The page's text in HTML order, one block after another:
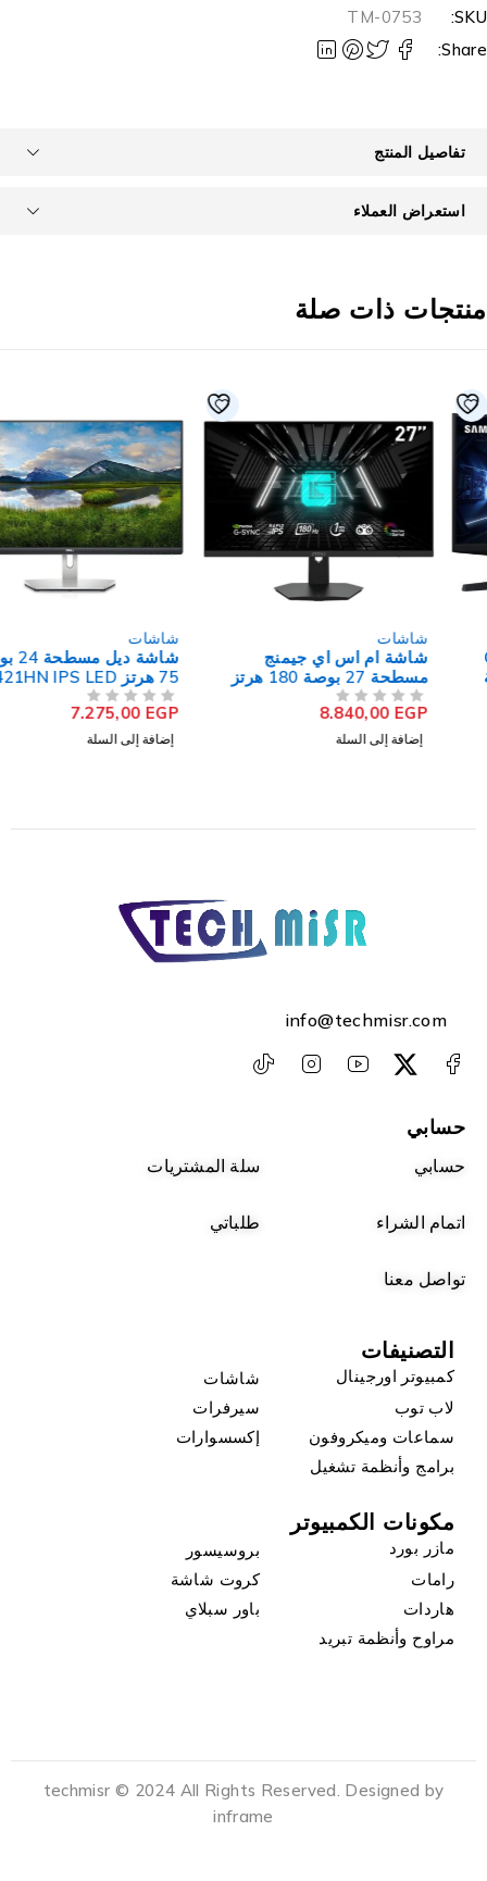
TM-0753
تفاصيل المنتج
استعراض العملاء
ذات صلة
شاشة ام اس اي جيمنج
مسطحة 27 بوصة 180 هرتز
Esports G274F IPS FHD
8.840,00
إضافة إلى السلة
شاشة ديل مسطحة 24 بوصة
75 هرتز S2421HN IPS LED
7.275,00
إضافة إلى السلة
info@techmisr.com
حسابي
حسابي سلة المشتريات
اتمام الشراء طلباتي
تواصل معنا
التصنيفات
كمبيوتر اورجينال
شاشات
لاب توب
سيرفرات
سماعات وميكروفون
إكسسوارات
برامج وأنظمة تشغيل
مكونات الكمبيوتر
مازر بورد
بروسيسور
رامات
كروت شاشة
هاردات
باور سبلاي
مراوح وأنظمة تبريد
techmisr © 2024 All Rights Reserved. Designed by
inframe